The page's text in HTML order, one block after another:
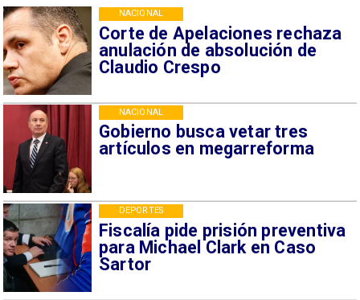
Corte de Apelaciones rechaza
anulación de absolución de
Claudio Crespo
NACIONAL
Gobierno busca vetar tres
artículos en megarreforma
NACIONAL
Fiscalía pide prisión preventiva
para Michael Clark en Caso
Sartor
DEPORTES